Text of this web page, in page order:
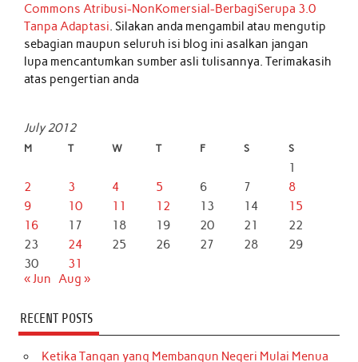
Commons Atribusi-NonKomersial-BerbagiSerupa 3.0
Tanpa Adaptasi. Silakan anda mengambil atau mengutip
sebagian maupun seluruh isi blog ini asalkan jangan
lupa mencantumkan sumber asli tulisannya. Terimakasih
atas pengertian anda
July 2012
M T W T F S S
1
2
3 4 5 6 7
8
9
10 11 12 13 14
15
16
17 18 19 20 21
22
23
24 25 26 27 28
29
30
31
« Jun Aug »
RECENT POSTS
Ketika Tangan yang Membangun Negeri Mulai Menua